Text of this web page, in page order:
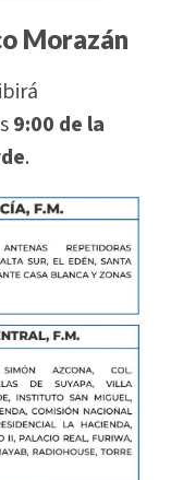
Morazán
9:00 de la
.